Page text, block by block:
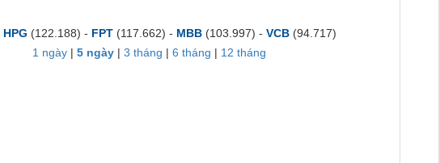
HPG (122.188) - FPT (117.662) - MBB (103.997) - VCB (94.717)
1 ngày | 5 ngày | 3 tháng | 6 tháng | 12 tháng